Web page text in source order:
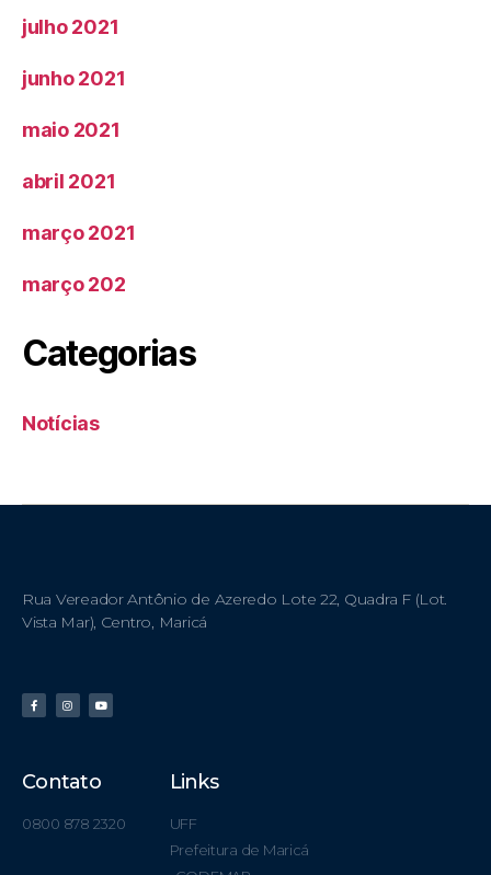
julho 2021
junho 2021
maio 2021
abril 2021
março 2021
março 202
Categorias
Notícias
Rua Vereador Antônio de Azeredo Lote 22, Quadra F (Lot.
Vista Mar), Centro, Maricá
Contato
0800 878 2320
Links
UFF
Prefeitura de Maricá